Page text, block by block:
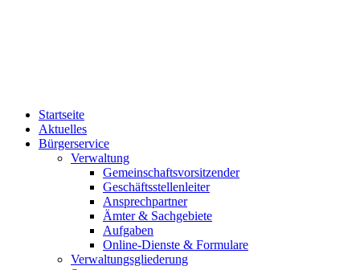
Startseite
Aktuelles
Bürgerservice
Verwaltung
Gemeinschaftsvorsitzender
Geschäftsstellenleiter
Ansprechpartner
Ämter & Sachgebiete
Aufgaben
Online-Dienste & Formulare
Verwaltungsgliederung